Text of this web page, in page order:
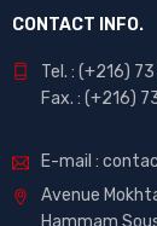
CONTACT INFO.
Tel. : (+216)
Fax. : (+216)
E-mail :
Avenue